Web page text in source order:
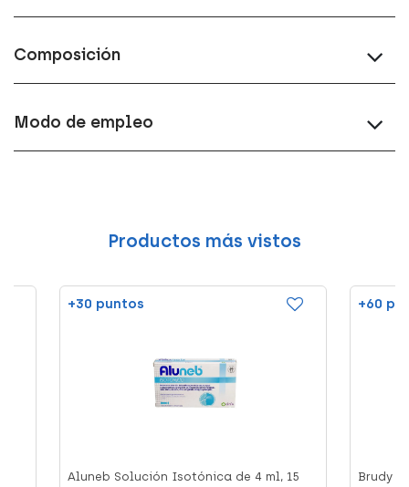
Composición
Modo de empleo
Productos más vistos
+30 puntos
Aluneb Solución Isotónica de 4 ml, 15
+60
Brudy